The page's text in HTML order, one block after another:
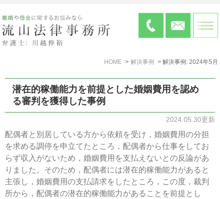
HOME 解決事例 解決事例: 2024年5月
潜在的稼働能力を前提とした婚姻費用を認め
る審判を獲得した事例
2024.05.30更新
配偶者と別居している方から依頼を受け，婚姻費用の分担
を求める調停を申立てたところ，配偶者から仕事をしてお
らず収入がないため，婚姻費用を支払えないとの反論があ
りました。そのため，配偶者には潜在的稼働能力があると
主張し，婚姻費用の支払請求をしたところ，この度，裁判
所から，配偶者の潜在的稼働能力があることを前提とし